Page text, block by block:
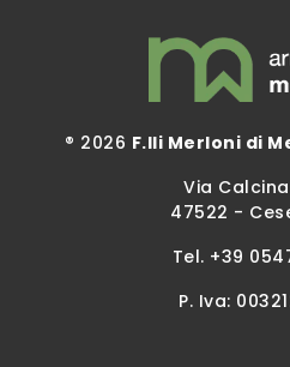
® 2026 F.lli Merloni di
Via
47522 -
Tel. +39
P. Iva: